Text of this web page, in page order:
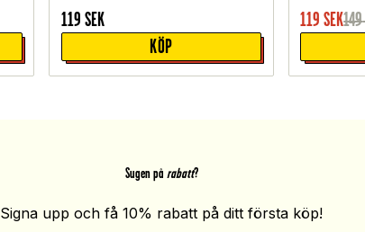
119 SEK
KÖP
119 SEK149
Sugen på rabatt?
Signa upp och få 10% rabatt på ditt första köp!